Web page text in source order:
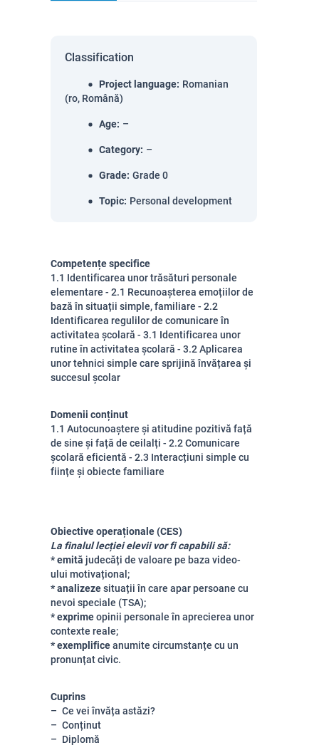
Classification
Project language: Romanian
(ro, Română)
Age: –
Category: –
Grade: Grade 0
Topic: Personal development
Competențe specifice
1.1 Identificarea unor trăsături personale
elementare - 2.1 Recunoașterea emoțiilor de
bază în situații simple, familiare - 2.2
Identificarea regulilor de comunicare în
activitatea școlară - 3.1 Identificarea unor
rutine în activitatea școlară - 3.2 Aplicarea
unor tehnici simple care sprijină învățarea și
succesul școlar
Domenii conținut
1.1 Autocunoaștere și atitudine pozitivă față
de sine și față de ceilalți - 2.2 Comunicare
școlară eficientă - 2.3 Interacțiuni simple cu
ființe și obiecte familiare
Obiective operaționale (CES)
La finalul lecției elevii vor fi capabili să:
* emită judecăți de valoare pe baza video-
ului motivațional;
* analizezesituații în care apar persoane cu
nevoi speciale (TSA);
* exprimeopinii personale în aprecierea unor
contexte reale;
* exemplificeanumite circumstanțe cu un
pronunțat civic.
Cuprins
Ce vei învăța astăzi?
Conținut
Diplomă